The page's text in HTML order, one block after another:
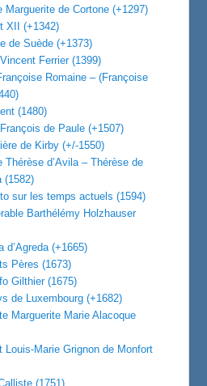
Marguerite de Cortone (+1297)
XII (+1342)
de Suède (+1373)
Ferrier (1399)
Romaine – (Françoise
(1480)
de Paule (+1507)
de Kirby (+/-1550)
Thérèse d’Avila – Thérèse de
(1582)
sur les temps actuels (1594)
Barthélémy Holzhauser
d’Agreda (+1665)
Pères (1673)
Gilthier (1675)
de Luxembourg (+1682)
Marguerite Marie Alacoque
Louis-Marie Grignon de Monfort
(1751)